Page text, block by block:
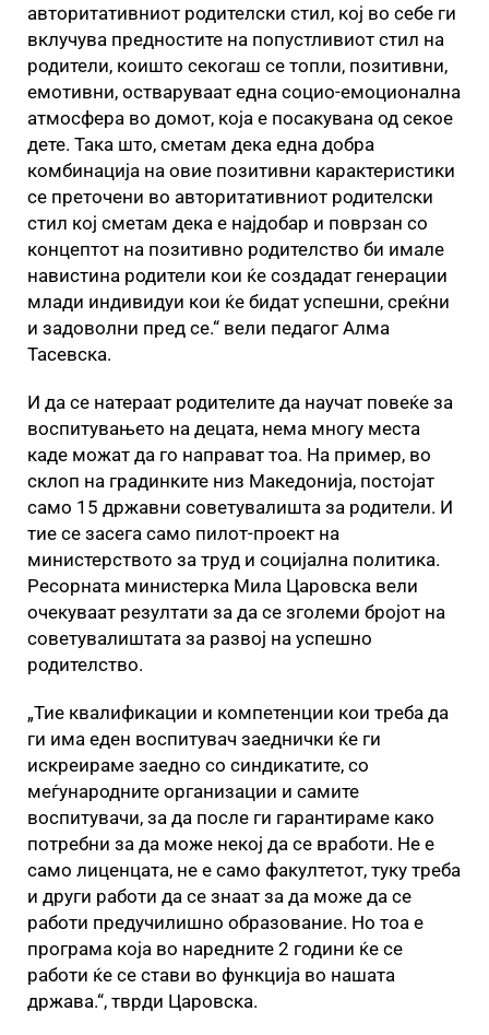
авторитативниот родителски стил, кој во себе ги
вклучува предностите на попустливиот стил на
родители, коишто секогаш се топли, позитивни,
емотивни, остваруваат една социо-емоционална
атмосфера во домот, која е посакувана од секое
дете. Така што, сметам дека една добра
комбинација на овие позитивни карактеристики
се преточени во авторитативниот родителски
стил кој сметам дека е најдобар и поврзан со
концептот на позитивно родителство би имале
навистина родители кои ќе создадат генерации
млади индивидуи кои ќе бидат успешни, среќни
и задоволни пред се.“ вели педагог Алма
Тасевска.
И да се натераат родителите да научат повеќе за
воспитувањето на децата, нема многу места
каде можат да го направат тоа. На пример, во
склоп на градинките низ Македонија, постојат
само 15 државни советувалишта за родители. И
тие се засега само пилот-проект на
министерството за труд и социјална политика.
Ресорната министерка Мила Царовска вели
очекуваат резултати за да се зголеми бројот на
советувалиштата за развој на успешно
родителство.
„Тие квалификации и компетенции кои треба да
ги има еден воспитувач заеднички ќе ги
искреираме заедно со синдикатите, со
меѓународните организации и самите
воспитувачи, за да после ги гарантираме како
потребни за да може некој да се вработи. Не е
само лиценцата, не е само факултетот, туку треба
и други работи да се знаат за да може да се
работи предучилишно образование. Но тоа е
програма која во наредните 2 години ќе се
работи ќе се стави во функција во нашата
држава.“, тврди Царовска.